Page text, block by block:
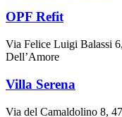
OPF Refit
Via Felice Luigi Balassi
Dell’Amore
Villa Serena
Via del Camaldolino 8,